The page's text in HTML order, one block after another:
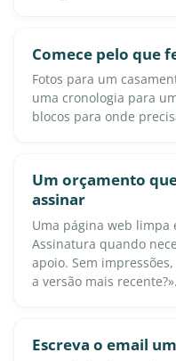
Comece pelo que
Fotos para um
uma cronologia para
blocos para onde
Um orçamento
assinar
Uma página web limpa
Assinatura quando
apoio. Sem
a versão mais recente?».
Escreva o email